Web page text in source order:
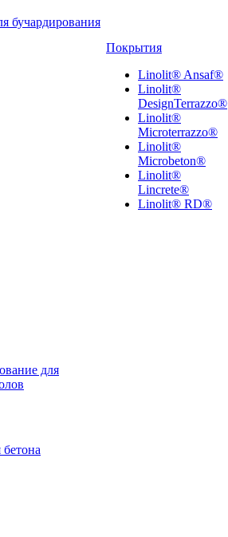
бучардирования
для
Покрытия
Linolit® Ansaf®
Linolit®
DesignTerrazzo®
Linolit®
Microterrazzo®
Linolit®
Microbeton®
Linolit®
Lincrete®
Linolit® RD®